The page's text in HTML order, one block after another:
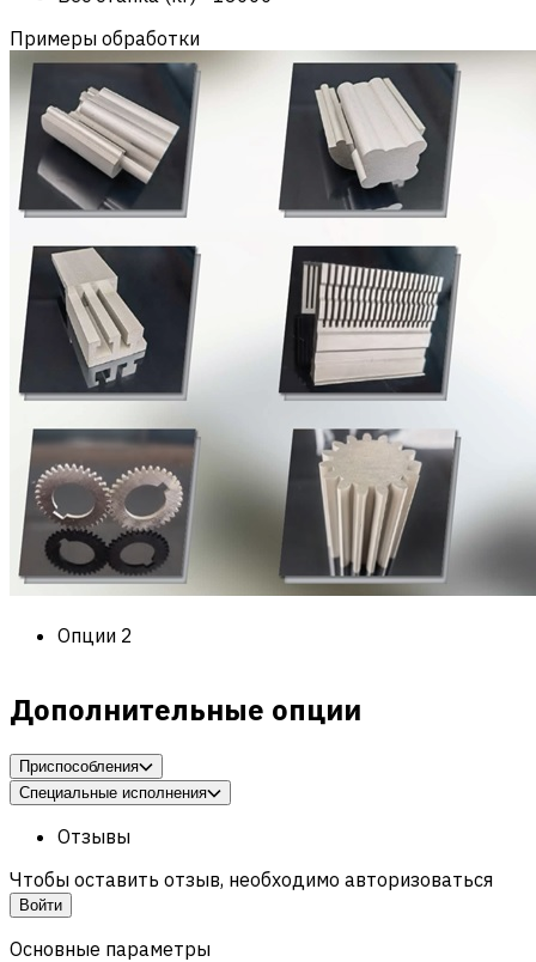
Примеры обработки
Опции 2
Дополнительные опции
Приспособления
Специальные исполнения
Отзывы
Чтобы оставить отзыв, необходимо авторизоваться
Войти
Основные параметры